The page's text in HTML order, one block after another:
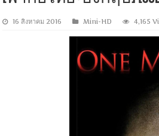
16 สิงหาคม 2016 Mini-HD 4,165